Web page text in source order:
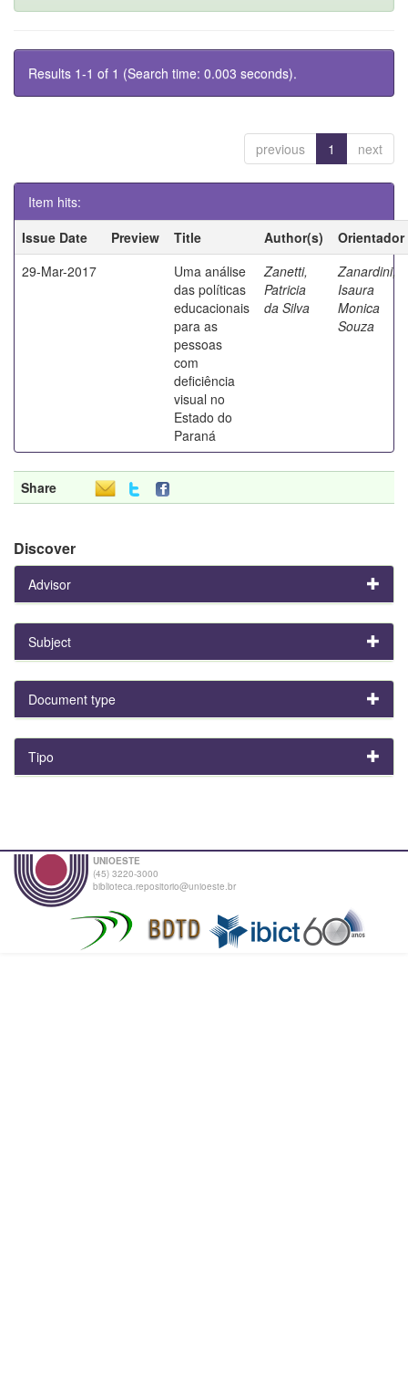
Results 1-1 of 1 (Search time: 0.003 seconds).
previous 1 next
Item hits:
Issue Date
Preview Title Author(s)
Orientador
29-Mar-2017
Uma análise
das políticas
educacionais
para as
pessoas
com
deficiência
visual no
Estado do
Paraná
Zanetti,
Patricia
da Silva
Zanardini,
Isaura
Monica
Souza
Share
Discover
Advisor
Subject
Document type
Tipo
UNIOESTE
(45) 3220-3000
biblioteca.repositorio@unioeste.br